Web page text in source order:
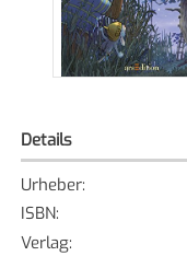
Details
Urheber:
ISBN:
Verlag: